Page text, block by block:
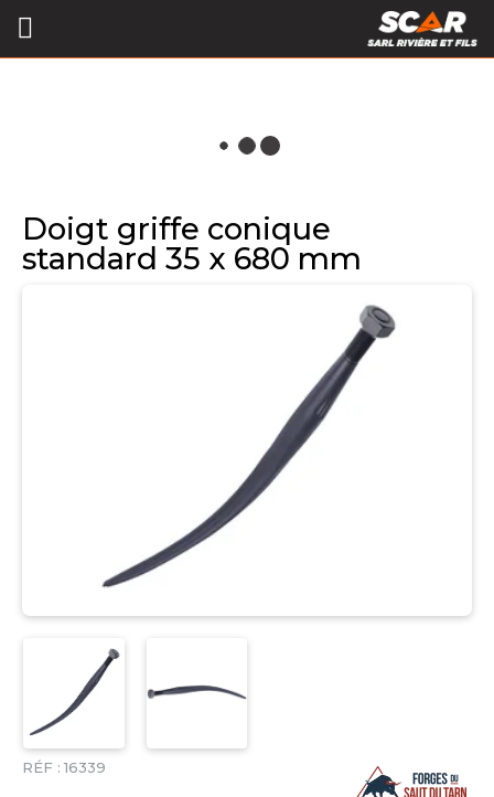
Doigt griffe conique
standard 35 x 680 mm
RÉF : 16339